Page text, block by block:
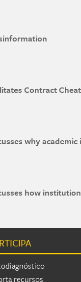
erode trust in
in an Age of
Contract
the Parent
why
Bretag
how
Bretag
recursos